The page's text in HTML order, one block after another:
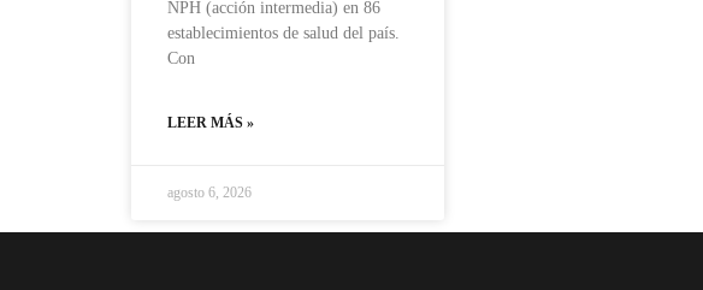
NPH (acción intermedia) en 86
establecimientos de salud del país.
Con
LEER MÁS »
agosto 6, 2026